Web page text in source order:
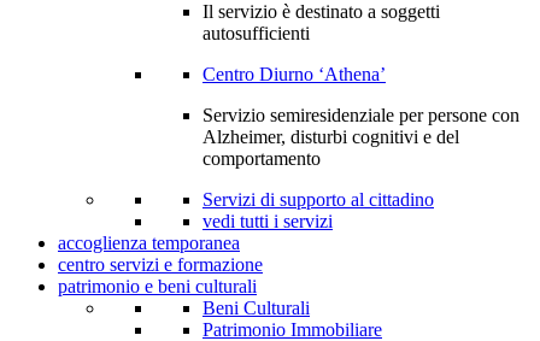
Il servizio è destinato a soggetti
autosufficienti
Centro Diurno ‘Athena’
Servizio semiresidenziale per persone con
Alzheimer, disturbi cognitivi e del
comportamento
Servizi di supporto al cittadino
vedi tutti i servizi
accoglienza temporanea
centro servizi e formazione
patrimonio e beni culturali
Beni Culturali
Patrimonio Immobiliare